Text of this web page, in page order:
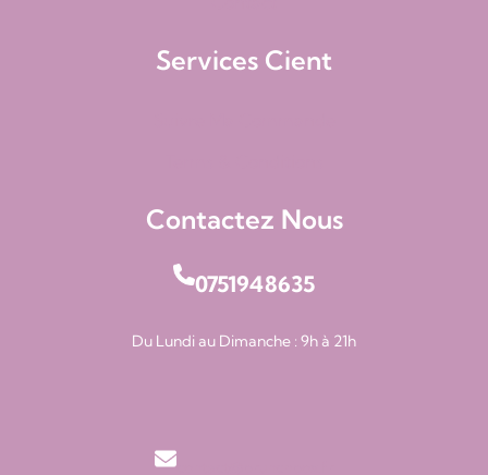
Services Cient
Contactez Nous
0751948635
Du Lundi au Dimanche : 9h à 21h